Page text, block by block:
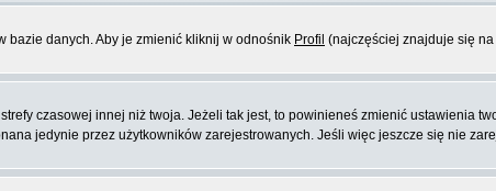
bazie danych. Aby je zmienić kliknij w odnośnik Profil (najczęściej znajduje się
czasowej innej niż twoja. Jeżeli tak jest, to powinieneś zmienić ustawienia
jedynie przez użytkowników zarejestrowanych. Jeśli więc jeszcze się nie